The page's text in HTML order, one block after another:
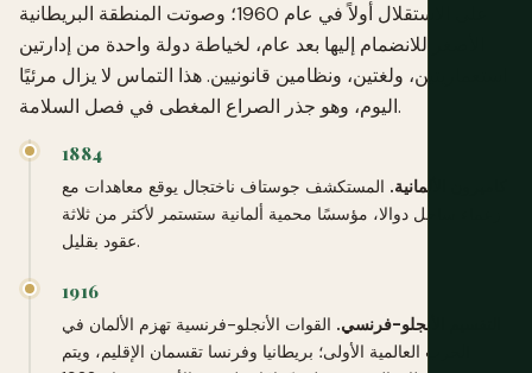
على الاستقلال أولاً في عام 1960؛ وصوتت المنطقة البريطانية
الأصغر للانضمام إليها بعد عام، لخياطة دولة واحدة من إدارتين
استعماريتين، ولغتين، ونظامين قانونيين. هذا التماس لا يزال مرئيًا
اليوم، وهو جذر الصراع المغطى في فصل السلامة.
1884
كاميرون الألمانية. المستكشف جوستاف ناختجال يوقع معاهدات مع
زعماء ساحل دوالا، مؤسسًا محمية ألمانية ستستمر لأكثر من ثلاثة
عقود بقليل.
1916
التقسيم الأنجلو-فرنسي. القوات الأنجلو-فرنسية تهزم الألمان في
الحرب العالمية الأولى؛ بريطانيا وفرنسا تقسمان الإقليم، ويتم